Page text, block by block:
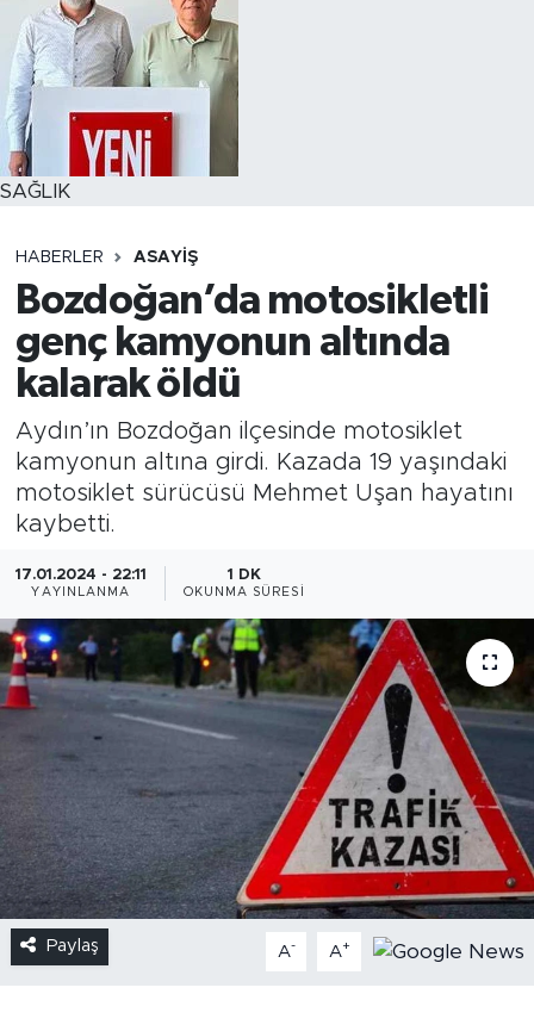
SAĞLIK
HABERLER ASAYİŞ
Bozdoğan’da motosikletli
genç kamyonun altında
kalarak öldü
Aydın’ın Bozdoğan ilçesinde motosiklet
kamyonun altına girdi. Kazada 19 yaşındaki
motosiklet sürücüsü Mehmet Uşan hayatını
kaybetti.
17.01.2024 - 22:11
YAYINLANMA
1 DK
OKUNMA SÜRESI
Paylaş A- A+